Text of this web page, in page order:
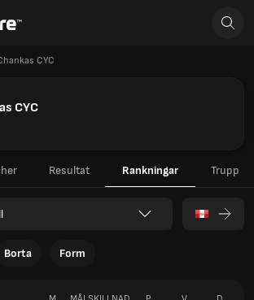
CYC
CYC
Resultat Rankningar Trupp
Borta Form